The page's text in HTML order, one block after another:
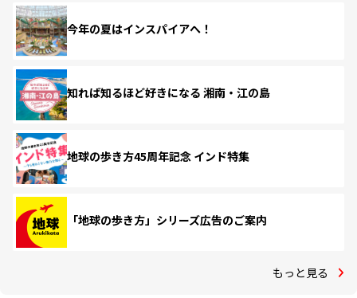
今年の夏はインスパイアへ！
知れば知るほど好きになる 湘南・江の島
地球の歩き方45周年記念 インド特集
「地球の歩き方」シリーズ広告のご案内
もっと見る